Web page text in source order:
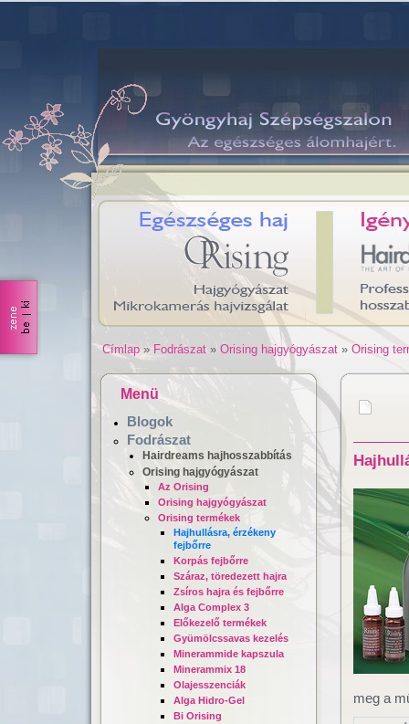
Hajgyógyászat,
mikrokamerás hajvizsgálat
Lézeres
dúsítás
Címlap» Fodrászat» Orising hajgyógyászat» Orising
meg a
Menü
Blogok
Fodrászat
Hairdreams hajhosszabbítás
Orising hajgyógyászat
Az Orising
Orising hajgyógyászat
Orising termékek
Hajhullásra, érzékeny
fejbőrre
Korpás fejbőrre
Száraz, töredezett hajra
Zsíros hajra és fejbőrre
Alga Complex 3
Előkezelő termékek
Gyümölcssavas kezelés
Minerammide kapszula
Minerammix 18
Olajesszenciák
Alga Hidro-Gel
Bi Orising